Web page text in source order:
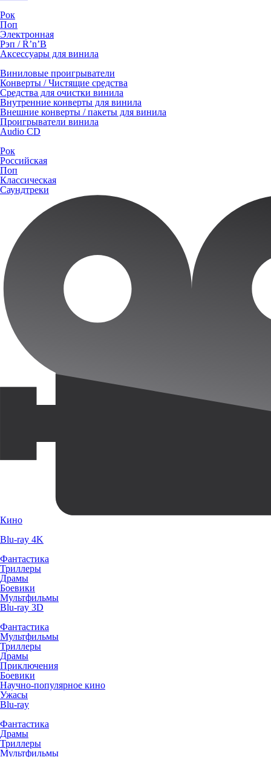
Рок
Поп
Электронная
Рэп / R’n’B
Аксессуары для винила
Виниловые проигрыватели
Конверты / Чистящие средства
Средства для очистки винила
Внутренние конверты для винила
Внешние конверты / пакеты для винила
Проигрыватели винила
Audio CD
Рок
Российская
Поп
Классическая
Саундтреки
Кино
Blu-ray 4K
Фантастика
Триллеры
Драмы
Боевики
Мультфильмы
Blu-ray 3D
Фантастика
Мультфильмы
Триллеры
Драмы
Приключения
Боевики
Научно-популярное кино
Ужасы
Blu-ray
Фантастика
Драмы
Триллеры
Мультфильмы